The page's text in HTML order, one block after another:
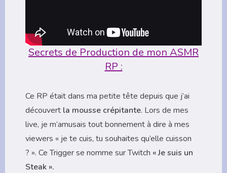
Secrets de Production de mon ASMR
RP :
Ce RP était dans ma petite tête depuis que j’ai
découvert la mousse crépitante. Lors de mes
live, je m’amusais tout bonnement à dire à mes
viewers « je te cuis, tu souhaites qu’elle cuisson
? ». Ce Trigger se nomme sur Twitch « Je suis un
Steak ».